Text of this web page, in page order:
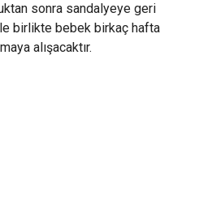
sonra sandalyeye geri
birlikte bebek birkaç hafta
alışacaktır.